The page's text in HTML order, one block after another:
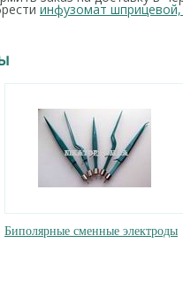
инфузомат шприцевой,
Биполярные сменные электроды